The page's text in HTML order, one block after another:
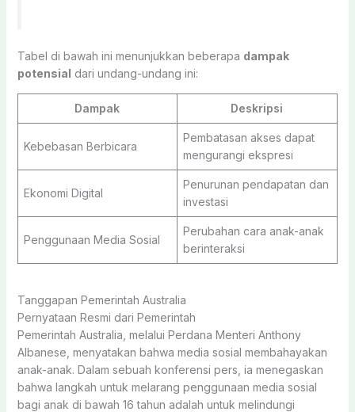
Tabel di bawah ini menunjukkan beberapa dampak
potensial dari undang-undang ini:
Dampak Deskripsi
Kebebasan Berbicara
Pembatasan akses dapat
mengurangi ekspresi
Ekonomi Digital
Penurunan pendapatan dan
investasi
Penggunaan Media Sosial
Perubahan cara anak-anak
berinteraksi
Tanggapan Pemerintah Australia
Pernyataan Resmi dari Pemerintah
Pemerintah Australia, melalui Perdana Menteri Anthony
Albanese, menyatakan bahwa media sosial membahayakan
anak-anak. Dalam sebuah konferensi pers, ia menegaskan
bahwa langkah untuk melarang penggunaan media sosial
bagi anak di bawah 16 tahun adalah untuk melindungi